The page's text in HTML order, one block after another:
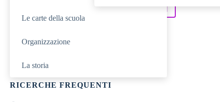
Le carte della scuola
Organizzazione
La storia
SERVIZI
RICERCHE FREQUENTI